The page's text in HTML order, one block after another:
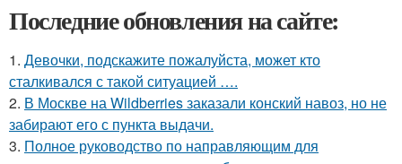
Последние обновления на сайте:
1. Девочки, подскажите пожалуйста, может кто
сталкивался с такой ситуацией ….
2. В Москве на Wildberries заказали конский навоз, но не
забирают его с пункта выдачи.
3. Полное руководство по направляющим для